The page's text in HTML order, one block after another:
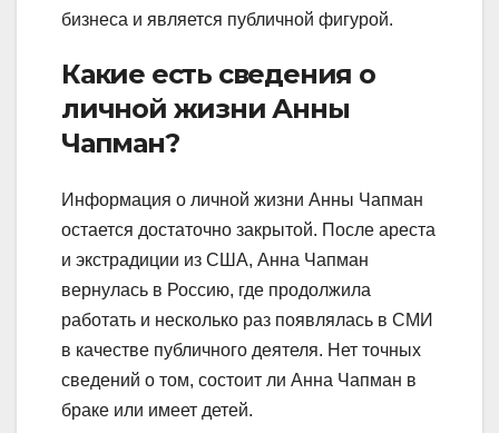
бизнеса и является публичной фигурой.
Какие есть сведения о
личной жизни Анны
Чапман?
Информация о личной жизни Анны Чапман
остается достаточно закрытой. После ареста
и экстрадиции из США, Анна Чапман
вернулась в Россию, где продолжила
работать и несколько раз появлялась в СМИ
в качестве публичного деятеля. Нет точных
сведений о том, состоит ли Анна Чапман в
браке или имеет детей.